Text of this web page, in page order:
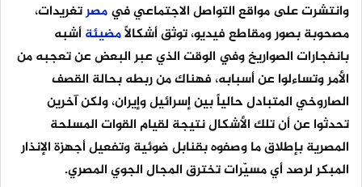
وانتشرت على مواقع التواصل الاجتماعي فيمصرتغريدات،
مصحوبة بصور ومقاطع فيديو، توثق أشكالاًمضيئةأشبه
بانفجارات الصواريخ وفي الوقت الذي عبر البعض عن تعجبه من
الأمر وتساءلوا عن أسبابه، فهناك من ربطه بحالة القصف
الصاروخي المتبادل حالياً بين إسرائيل وإيران، ولكن آخرين
تحدثوا عن أن تلك الأشكال نتيجة لقيام القوات المسلحة
المصرية بإطلاق ما وصفوه بقنابل ضوئية وتفعيل أجهزة الإنذار
المبكر لرصد أي مسيّرات تخترق المجال الجوي المصري.